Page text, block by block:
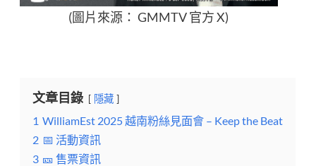
(圖片來源： GMMTV 官方 X)
文章目錄 隱藏
1 WilliamEst 2025 越南粉絲見面會 – Keep the Beat
2 📅 活動資訊
3 🎫 售票資訊